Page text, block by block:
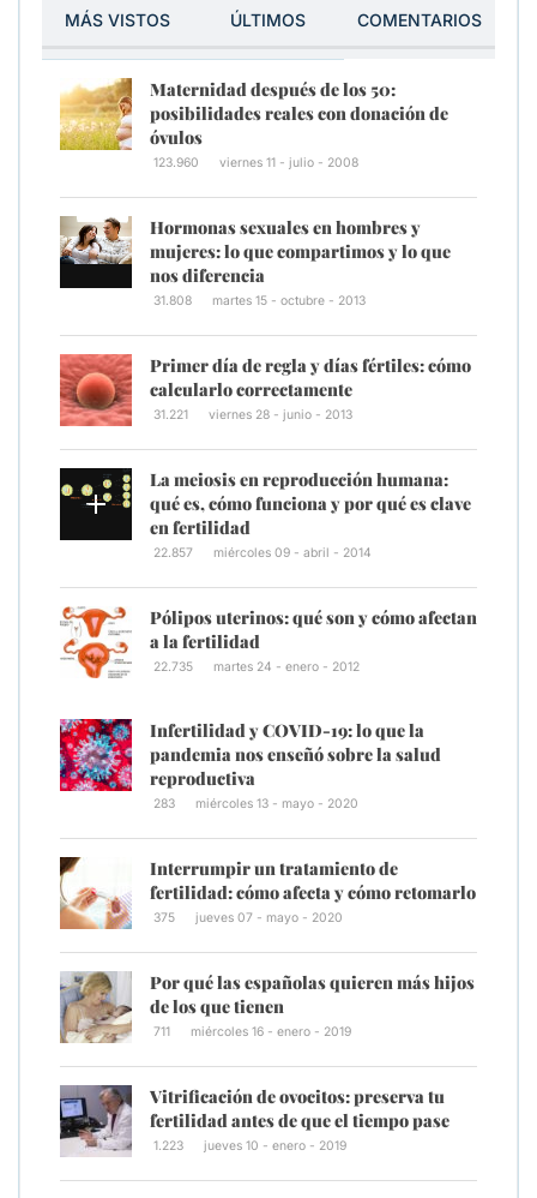
MÁS VISTOS ÚLTIMOS COMENTARIOS
Maternidad después de los 50:
posibilidades reales con donación de
óvulos
123.960 viernes 11 - julio - 2008
Hormonas sexuales en hombres y
mujeres: lo que compartimos y lo que
nos diferencia
31.808 martes 15 - octubre - 2013
Primer día de regla y días fértiles: cómo
calcularlo correctamente
31.221 viernes 28 - junio - 2013
La meiosis en reproducción humana:
qué es, cómo funciona y por qué es clave
en fertilidad
22.857 miércoles 09 - abril - 2014
Pólipos uterinos: qué son y cómo afectan
a la fertilidad
22.735 martes 24 - enero - 2012
Infertilidad y COVID-19: lo que la
pandemia nos enseñó sobre la salud
reproductiva
283 miércoles 13 - mayo - 2020
Interrumpir un tratamiento de
fertilidad: cómo afecta y cómo retomarlo
375 jueves 07 - mayo - 2020
Por qué las españolas quieren más hijos
de los que tienen
711 miércoles 16 - enero - 2019
Vitrificación de ovocitos: preserva tu
fertilidad antes de que el tiempo pase
1.223 jueves 10 - enero - 2019